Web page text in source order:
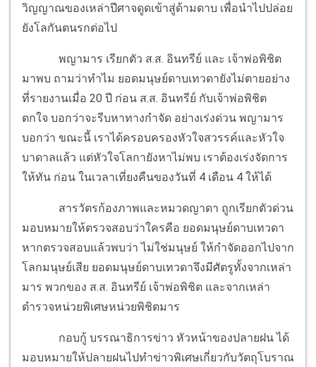
วิญญาณของเหล่าปีศาจดูดเข้าสู่ด้ามดาบ เพื่อนำไปปล่อย
ยังโลกันตนรกต่อไป
พญามาร เรียกตัว ส.ส. อินทรีย์ และ เจ้าพ่อพิชิต
มาพบ ถามว่าทำไม ยอดมนุษย์ดาบเทวดายังไม่ตายอย่าง
ที่รายงานเมื่อ 20 ปี ก่อน ส.ส. อินทรีย์ กับเจ้าพ่อพิชิต
ตกใจ บอกว่าจะรีบหาทางกำจัด อย่างเร่งด่วน พญามาร
บอกว่า ขณะนี้ เราได้ครอบครองหัวใจสวรรค์และหัวใจ
บาดาลแล้ว แต่หัวใจโลกายังหาไม่พบ เราต้องเร่งจัดการ
ให้ทัน ก่อน ในเวลาเที่ยงคืนของวันที่ 4 เดือน 4 ให้ได้
สารวัตรก้องภาพและหมวดญาดา ถูกเรียกตัวด่วน
มอบหมายให้ตรวจสอบว่าใครคือ ยอดมนุษย์ดาบเทวดา
หากตรวจสอบแล้วพบว่า ไม่ใช่มนุษย์ ให้กำจัดออกไปจาก
โลกมนุษย์เสีย ยอดมนุษย์ดาบเทวดาจึงมีศัตรูทั้งจากเหล่า
มาร พวกของ ส.ส. อินทรีย์ เจ้าพ่อพิชิต และจากเหล่า
ตำรวจหน่วยพิเศษหน่วยพิชิตมาร
กอบกู้ บรรณาธิการข่าว หัวหน้าของปลายฝน ได้
มอบหมายให้ปลายฝนไปทำข่าวพิเศษเกี่ยวกับวัตถุโบราณ